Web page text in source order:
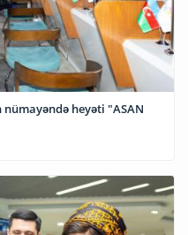
nümayəndə heyəti "ASAN